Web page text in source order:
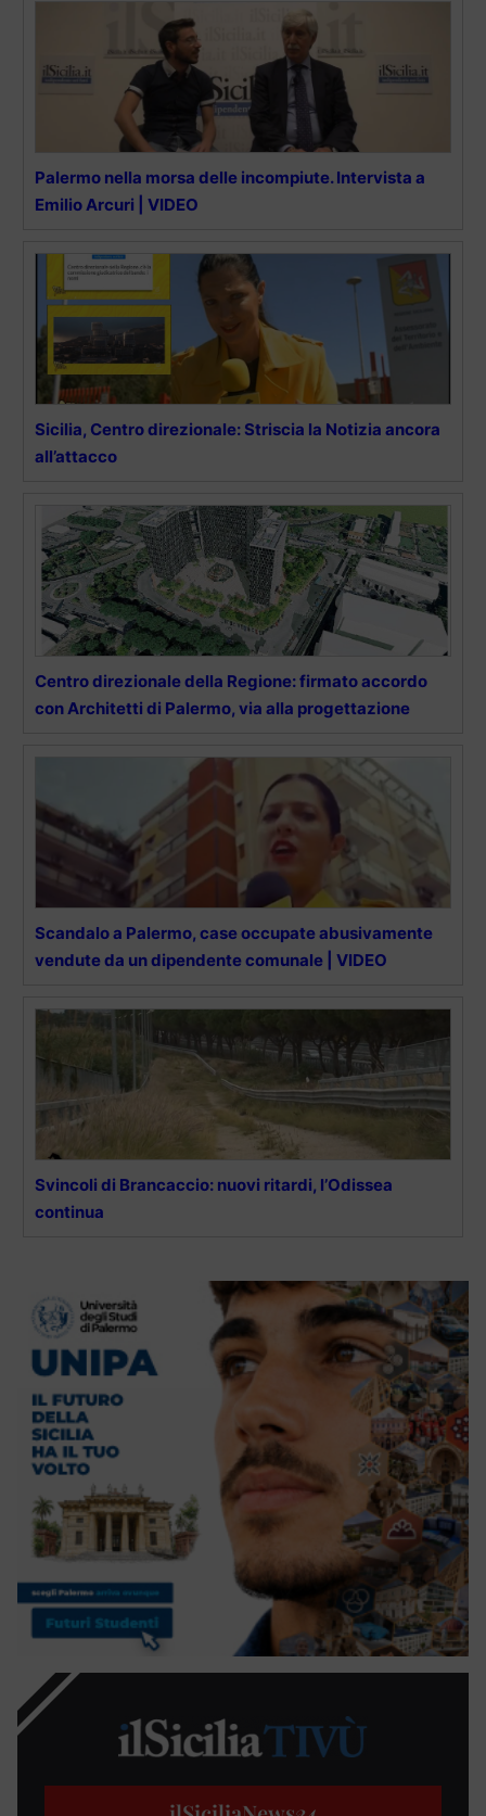
Palermo nella morsa delle incompiute. Intervista a
Emilio Arcuri | VIDEO
Sicilia, Centro direzionale: Striscia la Notizia ancora
all’attacco
Centro direzionale della Regione: firmato accordo
con Architetti di Palermo, via alla progettazione
Scandalo a Palermo, case occupate abusivamente
vendute da un dipendente comunale | VIDEO
Svincoli di Brancaccio: nuovi ritardi, l’Odissea
continua